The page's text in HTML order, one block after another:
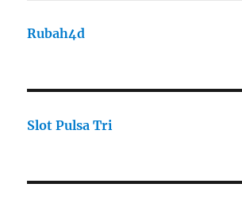
Rubah4d
Slot Pulsa Tri